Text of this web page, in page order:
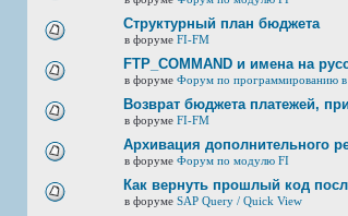
Структурный план бюджета
в форуме FI-FM
FTP_COMMAND и имена на
в форуме Форум по программированию в
Возврат бюджета платежей,
в форуме FI-FM
Архивация дополнительного
в форуме Форум по модулю FI
Как вернуть прошлый код
в форуме SAP Query / Quick View